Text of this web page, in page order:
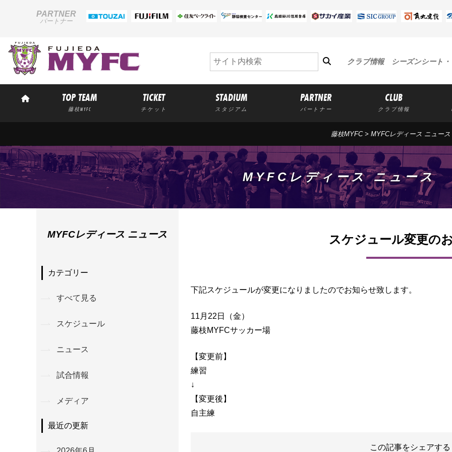
PARTNER
パートナー
クラブ情報 シーズンシート
TOP TEAM
藤枝MYFC
TICKET
チケット
STADIUM
スタジアム
PARTNER
パートナー
CLUB
クラブ情報
藤枝MYFC> MYFCレディース ニュース
MYFCレディース ニュース
スケジュール変更の
下記スケジュールが変更になりましたのでお知らせ致します。
11月22日（金）
藤枝MYFCサッカー場
【変更前】
練習
↓
【変更後】
自主練
この記事をシェアする
MYFCレディース ニュース
カテゴリー
すべて見る
スケジュール
ニュース
試合情報
メディア
最近の更新